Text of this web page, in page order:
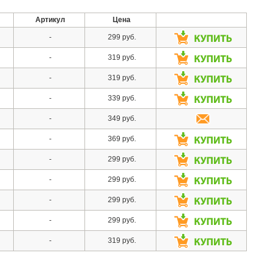
Артикул Цена
- 299 руб.
- 319 руб.
- 319 руб.
- 339 руб.
- 349 руб.
- 369 руб.
- 299 руб.
- 299 руб.
- 299 руб.
- 299 руб.
- 319 руб.